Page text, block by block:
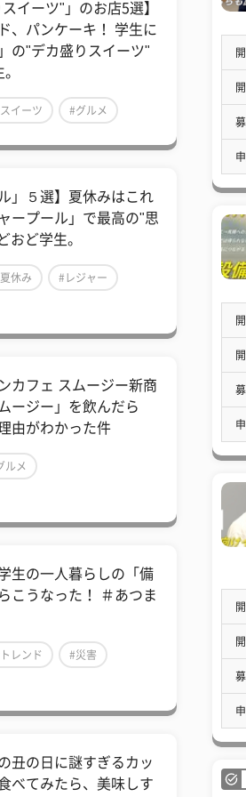
イーツ"」のお店5選】
、パンケーキ！ 学生に
の"デカ盛りスイーツ"
イーツ #グルメ
」５選】夏休みはこれ
ープール」で最高の"思
おど学生。
休み #レジャー
カフェ スムージー新商
ージー」を飲んだら
由がわかった件
ルメ
生の一人暮らしの「備
こうなった！ ＃あつま
レンド #災害
丑の日に謎すぎるカッ
べてみたら、美味しす